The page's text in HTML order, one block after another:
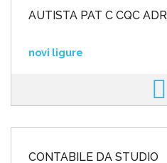
AUTISTA PAT C CQC ADR
novi ligure
CONTABILE DA STUDIO